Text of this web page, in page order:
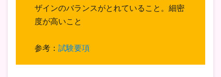
ザインのバランスがとれていること。細密
度が高いこと
参考： 試験要項